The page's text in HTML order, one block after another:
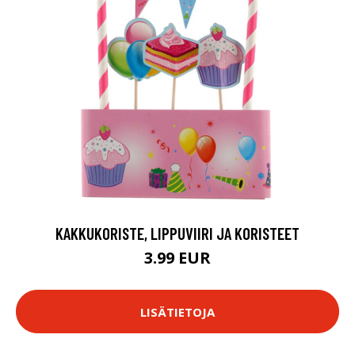
KAKKUKORISTE, LIPPUVIIRI JA KORISTEET
3.99 EUR
LISÄTIETOJA